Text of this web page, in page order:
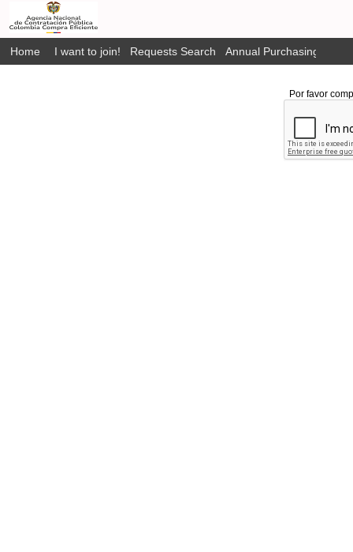
Home I want to join! Requests Search Annual Purchasing Plan
Por favor